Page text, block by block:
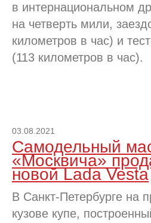
в интернациональном
на четверть мили,
километров в час) и
(113 километров в час).
03.08.2021
Самодельный
«Москвича»
новой Lada Vesta
В Санкт-Петербурге на
кузове купе,